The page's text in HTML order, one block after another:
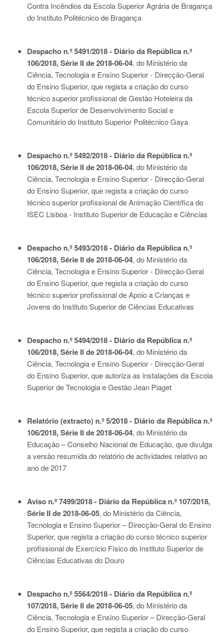
Contra Incêndios da Escola Superior Agrária de Bragança
do Instituto Politécnico de Bragança
Despacho n.º 5491/2018 - Diário da República n.º
106/2018, Série II de 2018-06-04, do Ministério da
Ciência, Tecnologia e Ensino Superior - Direcção-Geral
do Ensino Superior, que regista a criação do curso
técnico superior profissional de Gestão Hoteleira da
Escola Superior de Desenvolvimento Social e
Comunitário do Instituto Superior Politécnico Gaya
Despacho n.º 5492/2018 - Diário da República n.º
106/2018, Série II de 2018-06-04, do Ministério da
Ciência, Tecnologia e Ensino Superior - Direcção-Geral
do Ensino Superior, que regista a criação do curso
técnico superior profissional de Animação Científica do
ISEC Lisboa - Instituto Superior de Educação e Ciências
Despacho n.º 5493/2018 - Diário da República n.º
106/2018, Série II de 2018-06-04, do Ministério da
Ciência, Tecnologia e Ensino Superior - Direcção-Geral
do Ensino Superior, que regista a criação do curso
técnico superior profissional de Apoio a Crianças e
Jovens do Instituto Superior de Ciências Educativas
Despacho n.º 5494/2018 - Diário da República n.º
106/2018, Série II de 2018-06-04, do Ministério da
Ciência, Tecnologia e Ensino Superior - Direcção-Geral
do Ensino Superior, que autoriza as instalações da Escola
Superior de Tecnologia e Gestão Jean Piaget
Relatório (extracto) n.º 5/2018 - Diário da República n.º
106/2018, Série II de 2018-06-04, do Ministério da
Educação – Conselho Nacional de Educação, que divulga
a versão resumida do relatório de actividades relativo ao
ano de 2017
Aviso n.º 7499/2018 - Diário da República n.º 107/2018,
Série II de 2018-06-05, do Ministério da Ciência,
Tecnologia e Ensino Superior – Direcção-Geral do Ensino
Superior, que regista a criação do curso técnico superior
profissional de Exercício Físico do Instituto Superior de
Ciências Educativas do Douro
Despacho n.º 5564/2018 - Diário da República n.º
107/2018, Série II de 2018-06-05, do Ministério da
Ciência, Tecnologia e Ensino Superior – Direcção-Geral
do Ensino Superior, que regista a criação do curso